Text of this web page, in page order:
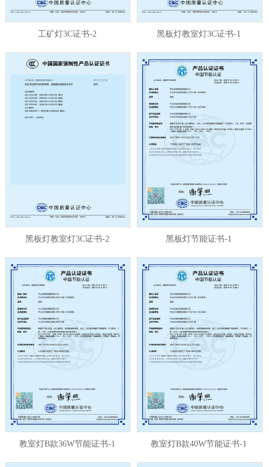
工矿灯3C证书-2 黑板灯教室灯3C证书-1
黑板灯教室灯3C证书-2 黑板灯节能证书-1
教室灯B款36W节能证书-1 教室灯B款40W节能证书-1